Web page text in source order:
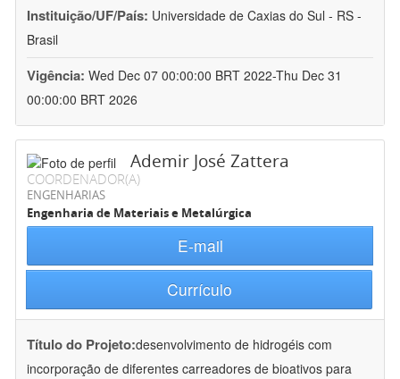
Instituição/UF/País: Universidade de Caxias do Sul - RS -
Brasil
Vigência: Wed Dec 07 00:00:00 BRT 2022-Thu Dec 31
00:00:00 BRT 2026
Ademir José Zattera
COORDENADOR(A)
ENGENHARIAS
Engenharia de Materiais e Metalúrgica
E-mail
Currículo
Título do Projeto:desenvolvimento de hidrogéis com
incorporação de diferentes carreadores de bioativos para